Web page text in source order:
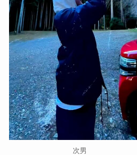
次男